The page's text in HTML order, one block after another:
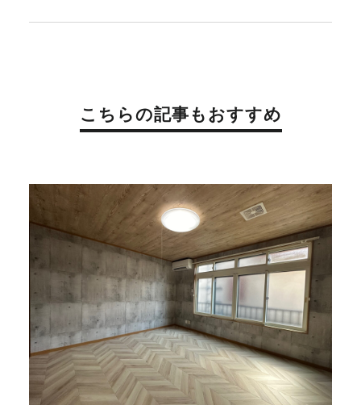
こちらの記事もおすすめ